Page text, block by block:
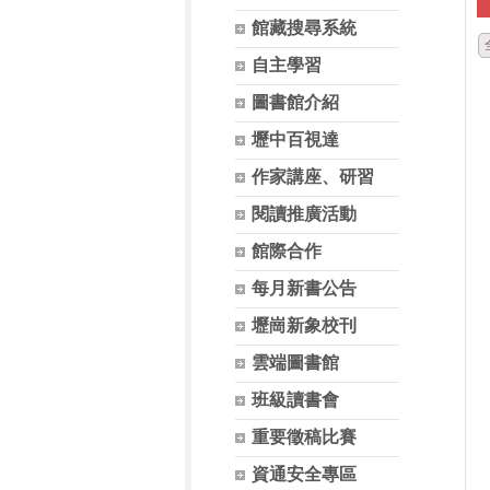
館藏搜尋系統
自主學習
圖書館介紹
壢中百視達
作家講座、研習
閱讀推廣活動
館際合作
每月新書公告
壢崗新象校刊
雲端圖書館
班級讀書會
重要徵稿比賽
資通安全專區